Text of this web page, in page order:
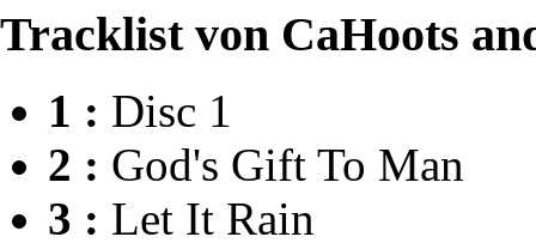
Tracklist von CaHoots
1 : Disc 1
2 : God's Gift To Man
3 : Let It Rain